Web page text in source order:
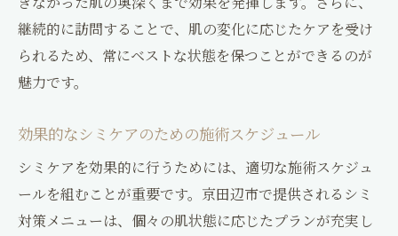
継続的に訪問することで、肌の変化に応じたケアを受け
られるため、常にベストな状態を保つことができるのが
魅力です。
効果的なシミケアのための施術スケジュール
シミケアを効果的に行うためには、適切な施術スケジュ
ールを組むことが重要です。京田辺市で提供されるシミ
対策メニューは、個々の肌状態に応じたプランが充実し